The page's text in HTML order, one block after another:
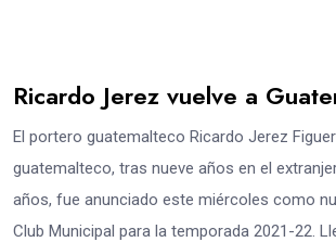
Ricardo Jerez vuelve a
El portero guatemalteco Ricardo Jerez
guatemalteco, tras nueve años en el
años, fue anunciado este miércoles como
Club Municipal para la temporada 2021-22.